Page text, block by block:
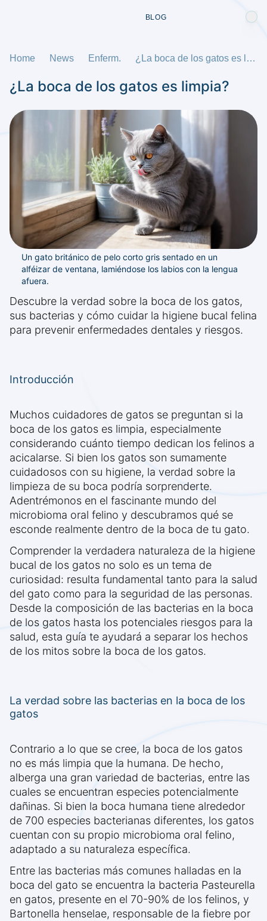
BLOG
Home News Enferm. ¿La boca de los gatos es limpia?
¿La boca de los gatos es limpia?
Un gato británico de pelo corto gris sentado en un
alféizar de ventana, lamiéndose los labios con la lengua
afuera.
Descubre la verdad sobre la boca de los gatos,
sus bacterias y cómo cuidar la higiene bucal felina
para prevenir enfermedades dentales y riesgos.
Introducción
Muchos cuidadores de gatos se preguntan si la
boca de los gatos es limpia, especialmente
considerando cuánto tiempo dedican los felinos a
acicalarse. Si bien los gatos son sumamente
cuidadosos con su higiene, la verdad sobre la
limpieza de su boca podría sorprenderte.
Adentrémonos en el fascinante mundo del
microbioma oral felino y descubramos qué se
esconde realmente dentro de la boca de tu gato.
Comprender la verdadera naturaleza de la higiene
bucal de los gatos no solo es un tema de
curiosidad: resulta fundamental tanto para la salud
del gato como para la seguridad de las personas.
Desde la composición de las bacterias en la boca
de los gatos hasta los potenciales riesgos para la
salud, esta guía te ayudará a separar los hechos
de los mitos sobre la boca de los gatos.
La verdad sobre las bacterias en la boca de los
gatos
Contrario a lo que se cree, la boca de los gatos
no es más limpia que la humana. De hecho,
alberga una gran variedad de bacterias, entre las
cuales se encuentran especies potencialmente
dañinas. Si bien la boca humana tiene alrededor
de 700 especies bacterianas diferentes, los gatos
cuentan con su propio microbioma oral felino,
adaptado a su naturaleza específica.
Entre las bacterias más comunes halladas en la
boca del gato se encuentra la bacteria Pasteurella
en gatos, presente en el 70-90% de los felinos, y
Bartonella henselae, responsable de la fiebre por